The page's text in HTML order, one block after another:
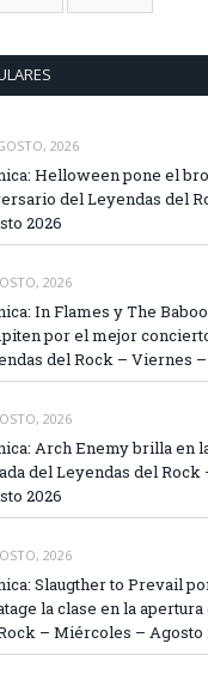
2026
Helloween pone el
del Leyendas del
2026
2026
In Flames y The
por el mejor
del Rock – Viernes
2026
Arch Enemy brilla en
del Leyendas del Rock
2026
2026
Slaugther to Prevail
la clase en la
– Miércoles – Agosto